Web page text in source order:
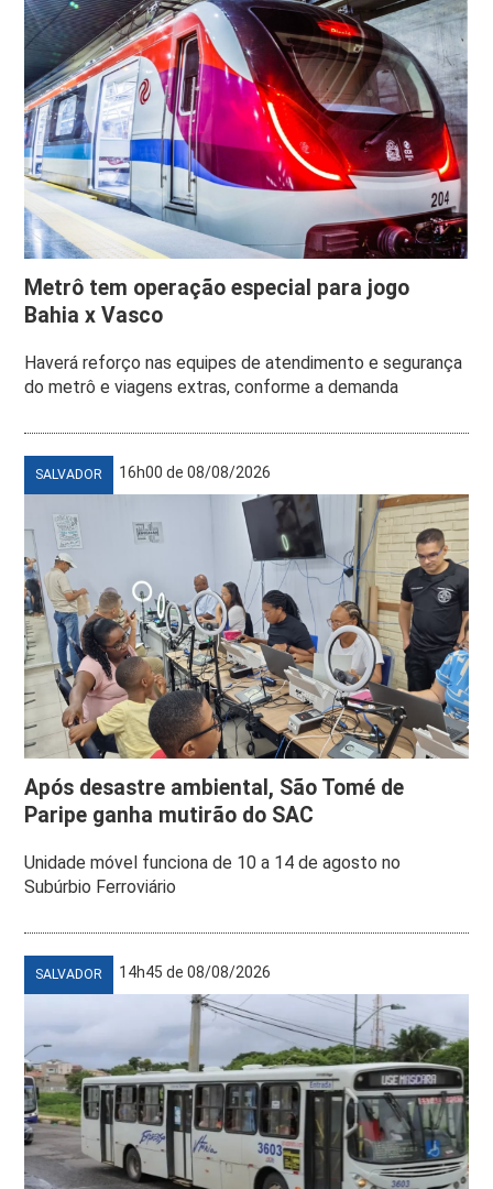
Metrô tem operação especial para jogo
Bahia x Vasco
Haverá reforço nas equipes de atendimento e segurança
do metrô e viagens extras, conforme a demanda
SALVADOR 16h00 de 08/08/2026
Após desastre ambiental, São Tomé de
Paripe ganha mutirão do SAC
Unidade móvel funciona de 10 a 14 de agosto no
Subúrbio Ferroviário
SALVADOR 14h45 de 08/08/2026